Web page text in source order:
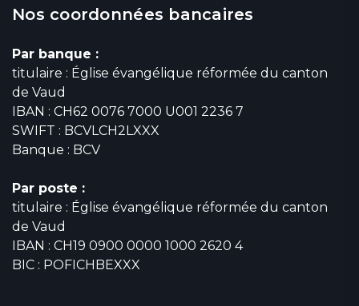
Nos coordonnées bancaires
Par banque :
titulaire : Église évangélique réformée du canton
de Vaud
IBAN : CH62 0076 7000 U001 2236 7
SWIFT : BCVLCH2LXXX
Banque : BCV
Par poste :
titulaire : Église évangélique réformée du canton
de Vaud
IBAN : CH19 0900 0000 1000 2620 4
BIC : POFICHBEXXX